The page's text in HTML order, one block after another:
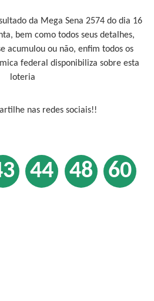
da Mega Sena 2574 do dia 16
bem como todos seus detalhes,
acumulou ou não, enfim todos os
federal disponibiliza sobre esta
loteria
nas redes sociais!!
44 48 60